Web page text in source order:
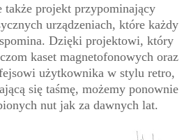
projekt przypominający
urządzeniach, które każdy
Dzięki projektowi, który
kaset magnetofonowych oraz
użytkownika w stylu retro,
się taśmę, możemy ponownie
nut jak za dawnych lat.